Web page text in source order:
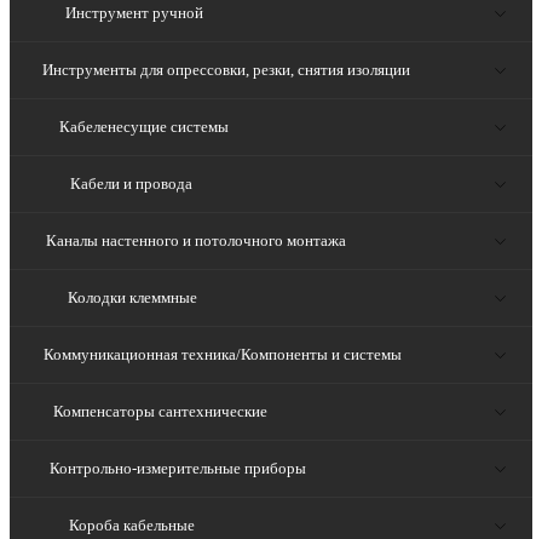
Инструмент ручной
Инструменты для опрессовки, резки, снятия изоляции
Кабеленесущие системы
Кабели и провода
Каналы настенного и потолочного монтажа
Колодки клеммные
Коммуникационная техника/Компоненты и системы
Компенсаторы сантехнические
Контрольно-измерительные приборы
Короба кабельные